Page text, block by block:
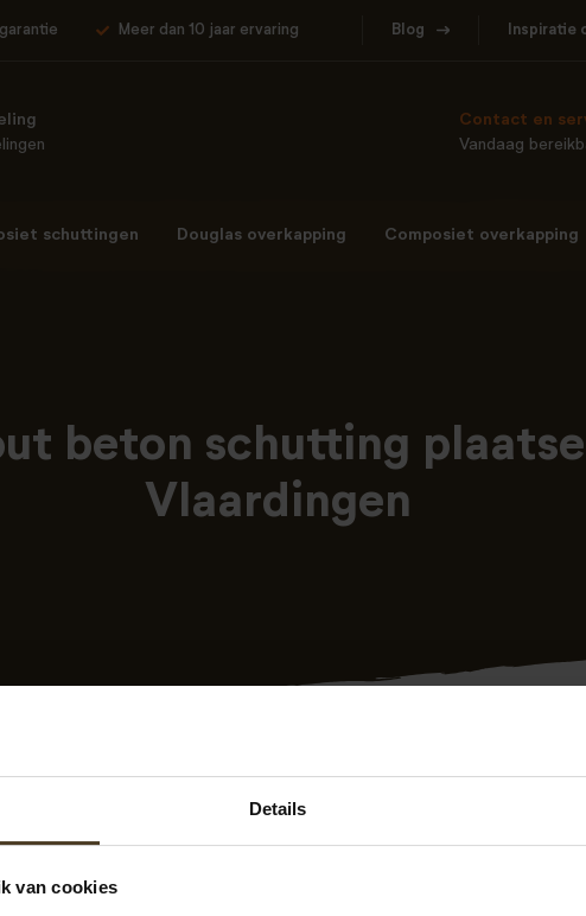
Details
van cookies
Meer dan 10 jaar ervaring Blog Inspiratie
Contact en
Vandaag
schuttingen Douglas overkapping Composiet overkapping
beton schutting
Vlaardingen
plaatsen Vlaardingen? Dat doen we al meer dan 10 jaar voor
in Vlaardingen. Bovendien krijgt u 10 jaar garantie en werken
ervaren medewerkers plaatsen snel en vakkundig de schutting